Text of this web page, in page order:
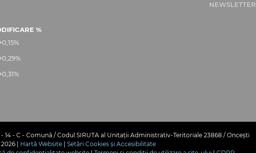
%
%
%
%
NEWSLETTER
14 - C - Comună / Codul SIRUTA al Unitații Administrativ-Teritoriale 23868 / Oncești
2026 | Hartă Website| Setări Cookies și Accesibilitate